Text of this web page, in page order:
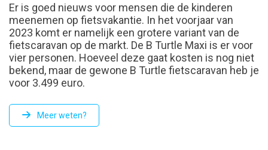
Er is goed nieuws voor mensen die de kinderen
meenemen op fietsvakantie. In het voorjaar van
2023 komt er namelijk een grotere variant van de
fietscaravan op de markt. De B Turtle Maxi is er voor
vier personen. Hoeveel deze gaat kosten is nog niet
bekend, maar de gewone B Turtle fietscaravan heb je
voor 3.499 euro.
Meer weten?